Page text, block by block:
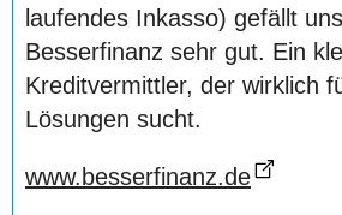
laufendes Inkasso) gefällt uns
Besserfinanz sehr gut. Ein
Kreditvermittler, der wirklich
Lösungen sucht.
www.besserfinanz.de